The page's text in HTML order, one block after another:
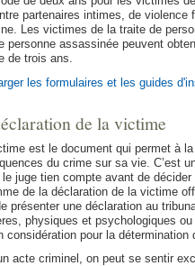
partenaires intimes, de violence
Les victimes de la traite de
personne assassinée peuvent
de trois ans.
les formulaires et les guides
de la victime
est le document qui permet à
du crime sur sa vie. C’est
juge tien compte avant de
de la déclaration de la victime
présenter une déclaration au
physiques et psychologiques
considération pour la détermination
acte criminel, on peut se sentir